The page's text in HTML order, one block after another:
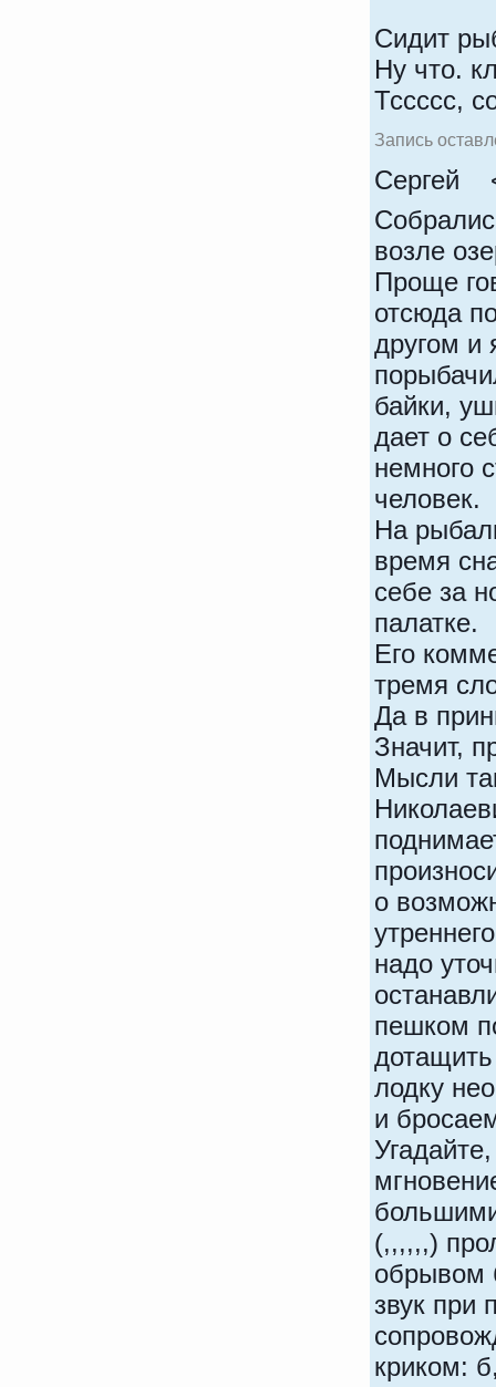
Сидит
Ну что.
Тссссс,
Запись
Сергей
возле
Проще
отсюда
другом и
байки,
дает о
немного
человек.
На
время
себе за
палатке.
Его
тремя
Да в
Значит,
Мысли
о
надо
пешком
лодку
и
(,,,,,,)
обрывом
звук при
криком: